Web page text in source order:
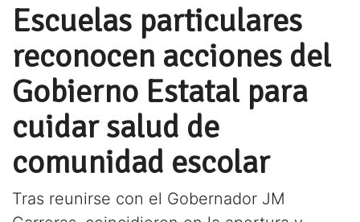
Escuelas particulares
reconocen acciones del
Gobierno Estatal para
cuidar salud de
comunidad escolar
Tras reunirse con el Gobernador JM